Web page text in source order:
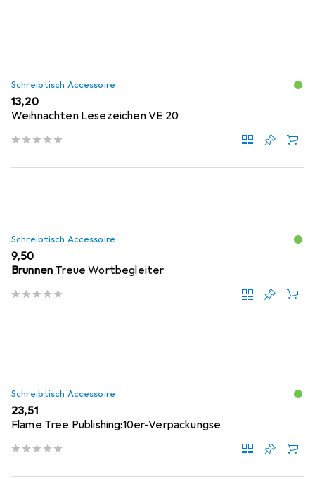
Schreibtisch Accessoire
EUR
13,20
Weihnachten Lesezeichen VE 20
Schreibtisch Accessoire
EUR
9,50
Brunnen Treue Wortbegleiter
Schreibtisch Accessoire
EUR
23,51
Flame Tree Publishing:10er-Verpackungse